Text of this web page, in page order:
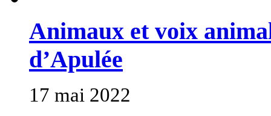
Animaux et voix
d’Apulée
17 mai 2022